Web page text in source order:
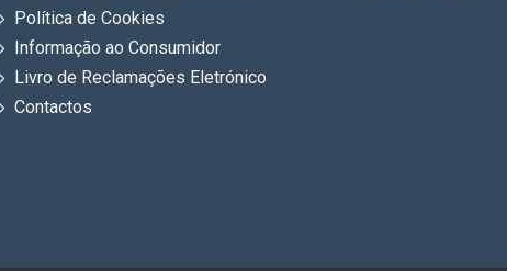
Política de Cookies
Informação ao Consumidor
Livro de Reclamações Eletrónico
Contactos